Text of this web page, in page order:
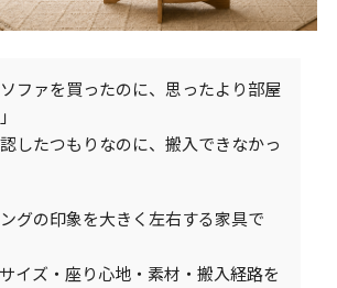
ソファを買ったのに、思ったより部屋
認したつもりなのに、搬入できなかっ
グの印象を大きく左右する家具で
イズ・座り心地・素材・搬入経路を